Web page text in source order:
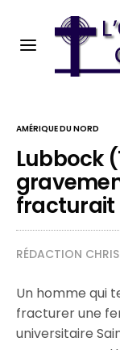
AMÉRIQUE DU NORD
Lubbock
fracturait
RÉDACTION
Un homme qui
fracturer une
universitaire